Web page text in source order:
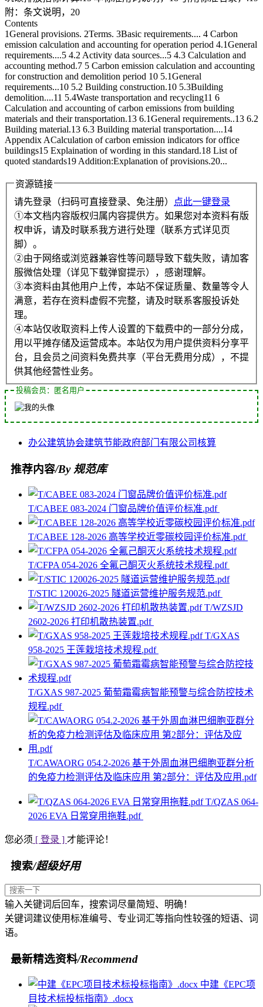
附：条文说明，20
Contents
1General provisions. 2Terms. 3Basic requirements.... 4 Carbon
emission calculation and accounting for operation period 4.1General
requirements....5 4.2 Activity data sources...5 4.3 Calculation and
accounting method.7 5 Carbon emission calculation and accounting
for construction and demolition period 10 5.1General
requirements...10 5.2 Building construction.10 5.3Building
demolition....11 5.4Waste transportation and recycling11 6
Calculation and accounting of carbon emissions from building
materials and their transportation.13 6.1General requirements..13 6.2
Building material.13 6.3 Building material transportation....14
Appendix ACalculation of carbon emission indicators for office
buildings15 Explaination of wording in this standard.18 List of
quoted standards19 Addition:Explanation of provisions.20...
资源链接
请先登录（扫码可直接登录、免注册）
点此一键登录
①本文档内容版权归属内容提供方。如果您对本资料有版
权申诉，请及时联系我方进行处理（联系方式详见页
脚）。
②由于网络或浏览器兼容性等问题导致下载失败，请加客
服微信处理（详见下载弹窗提示），感谢理解。
③本资料由其他用户上传，本站不保证质量、数量等令人
满意，若存在资料虚假不完整，请及时联系客服投诉处
理。
④本站仅收取资料上传人设置的下载费中的一部分分成，
用以平摊存储及运营成本。本站仅为用户提供资料分享平
台，且会员之间资料免费共享（平台无费用分成），不提
供其他经营性业务。
投稿会员：匿名用户
办公建筑协会建筑节能政府部门 有限公司核算
推荐内容/By 规范库
T/CABEE 083-2024 门窗品牌价值评价标准.pdf
T/CABEE 128-2026 高等学校近零碳校园评价标准.pdf
T/CFPA 054-2026 全氟己酮灭火系统技术规程.pdf
T/STIC 120026-2025 隧道运营维护服务规范.pdf
T/WZSJD
2602-2026 打印机散热装置.pdf
T/GXAS
958-2025 王莲栽培技术规程.pdf
T/GXAS 987-2025 葡萄霜霉病智能预警与综合防控技术
规程.pdf
T/CAWAORG 054.2-2026 基于外周血淋巴细胞亚群分析
的免疫力检测评估及临床应用 第2部分：评估及应用.pdf
T/QZAS 064-
2026 EVA 日常穿用拖鞋.pdf
您必须 [ 登录 ] 才能评论！
搜索/超级好用
输入关键词后回车，搜索词尽量简短、明确！
关键词建议使用标准编号、专业词汇等指向性较强的短语、词
语。
最新精选资料/Recommend
中建《EPC项
目技术标投标指南》.docx